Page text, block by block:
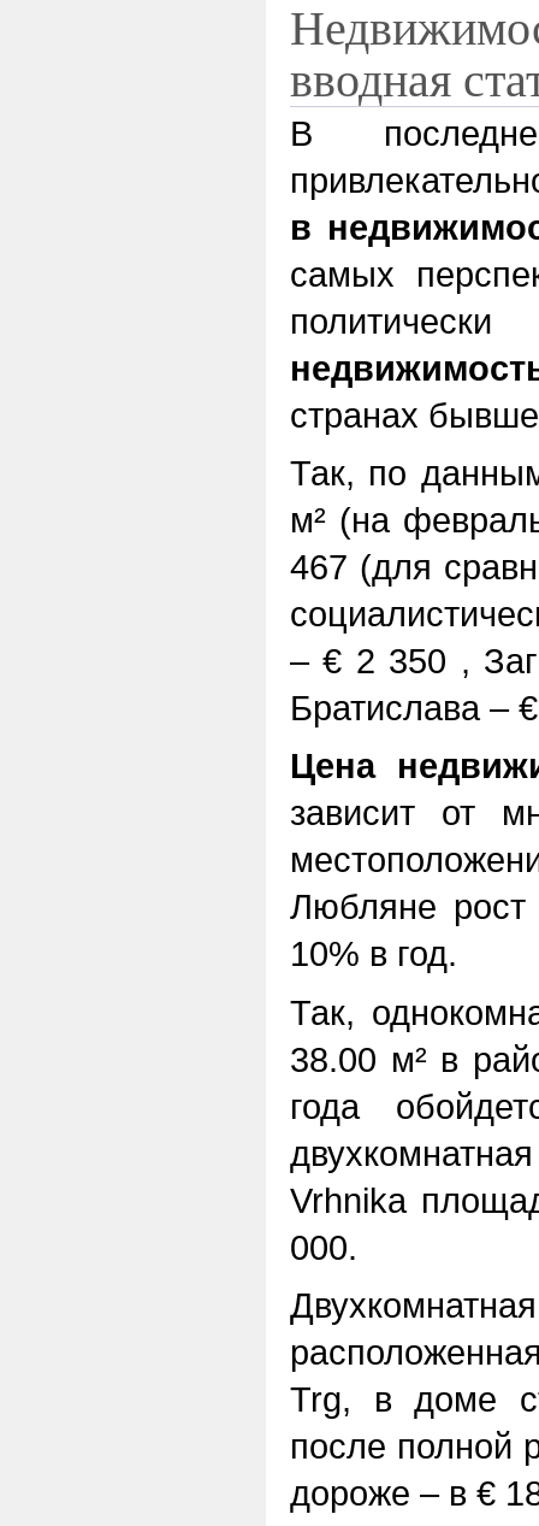
вводная
В
в
самых
странах
Так, по
м² (на
467 (для
– € 2 350 ,
Братислава –
Цена
зависит от
Любляне
10% в год.
Так,
38.00 м² в
года
Vrhnika
000.
Trg, в доме
после полной
дороже – в €